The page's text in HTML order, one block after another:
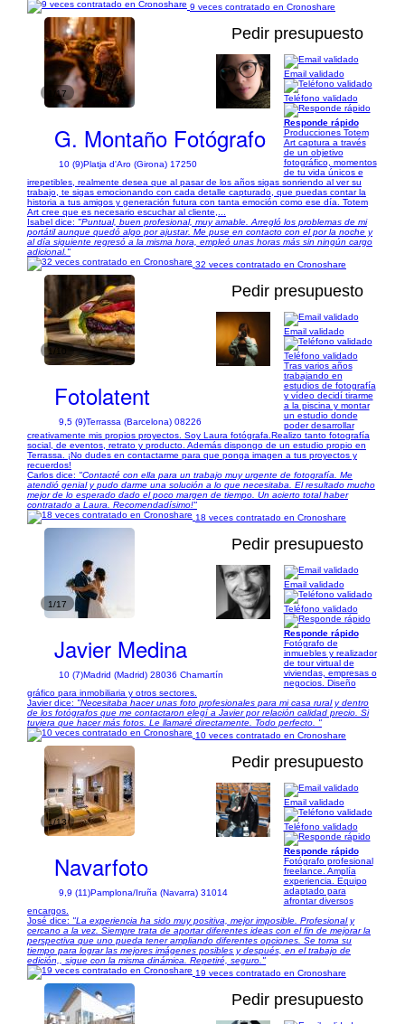
9 veces contratado en Cronoshare
1/17
Pedir presupuesto
G. Montaño Fotógrafo
10 (9)Platja d'Aro (Girona) 17250
Email validado
Teléfono validado
Responde rápido
Producciones Totem
Art captura a través
de un objetivo
fotográfico, momentos
de tu vida únicos e
irrepetibles, realmente desea que al pasar de los años sigas sonriendo al ver su
trabajo, te sigas emocionando con cada detalle capturado, que puedas contar la
historia a tus amigos y generación futura con tanta emoción como ese día. Totem
Art cree que es necesario escuchar al cliente,...
Isabel dice: "Puntual, buen profesional, muy amable. Arregló los problemas de mi
portátil aunque quedó algo por ajustar. Me puse en contacto con el por la noche y
al día siguiente regresó a la misma hora, empleó unas horas más sin ningún cargo
adicional."
32 veces contratado en Cronoshare
1/10
Pedir presupuesto
Fotolatent
9,5 (9)Terrassa (Barcelona) 08226
Email validado
Teléfono validado
Tras varios años
trabajando en
estudios de fotografía
y vídeo decidí tirarme
a la piscina y montar
un estudio donde
poder desarrollar
creativamente mis propios proyectos. Soy Laura fotógrafa.Realizo tanto fotografía
social, de eventos, retrato y producto. Además dispongo de un estudio propio en
Terrassa. ¡No dudes en contactarme para que ponga imagen a tus proyectos y
recuerdos!
Carlos dice: "Contacté con ella para un trabajo muy urgente de fotografía. Me
atendió genial y pudo darme una solución a lo que necesitaba. El resultado mucho
mejor de lo esperado dado el poco margen de tiempo. Un acierto total haber
contratado a Laura. Recomendadísimo!"
18 veces contratado en Cronoshare
1/17
Pedir presupuesto
Javier Medina
10 (7)Madrid (Madrid) 28036 Chamartín
Email validado
Teléfono validado
Responde rápido
Fotógrafo de
inmuebles y realizador
de tour virtual de
viviendas, empresas o
negocios. Diseño
gráfico para inmobiliaria y otros sectores.
Javier dice: "Necesitaba hacer unas foto profesionales para mi casa rural y dentro
de los fotógrafos que me contactaron elegí a Javier por relación calidad precio. Si
tuviera que hacer más fotos. Le llamaré directamente. Todo perfecto. "
10 veces contratado en Cronoshare
1/13
Pedir presupuesto
Navarfoto
9,9 (11)Pamplona/Iruña (Navarra) 31014
Email validado
Teléfono validado
Responde rápido
Fotógrafo profesional
freelance. Amplía
experiencia. Equipo
adaptado para
afrontar diversos
encargos.
José dice: "La experiencia ha sido muy positiva, mejor imposible. Profesional y
cercano a la vez. Siempre trata de aportar diferentes ideas con el fin de mejorar la
perspectiva que uno pueda tener ampliando diferentes opciones. Se toma su
tiempo para lograr las mejores imágenes posibles y después, en el trabajo de
edición,, sigue con la misma dinámica. Repetiré, seguro."
19 veces contratado en Cronoshare
Pedir presupuesto